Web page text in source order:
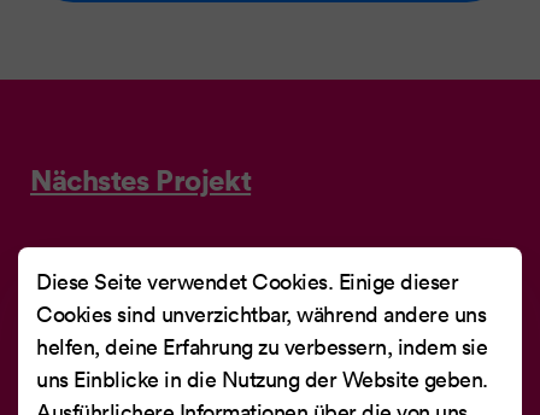
Nächstes Projekt
Portal für
Ausbildungsstellen
Höhere Fachschule Pflege und Aktivierung der
Diese Seite verwendet Cookies. Einige dieser
Cookies sind unverzichtbar, während andere uns
helfen, deine Erfahrung zu verbessern, indem sie
uns Einblicke in die Nutzung der Website geben.